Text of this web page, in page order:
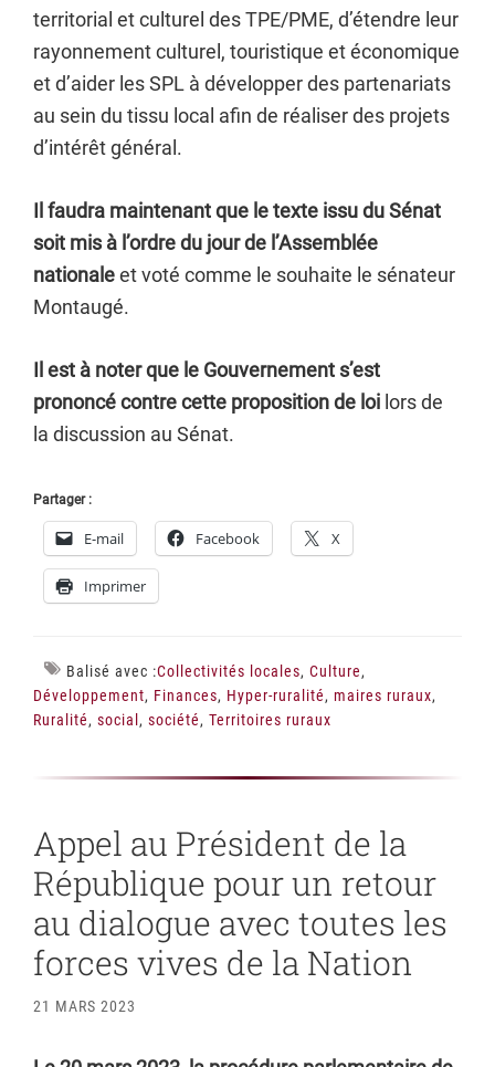
territorial et culturel des TPE/PME, d’étendre leur
rayonnement culturel, touristique et économique
et d’aider les SPL à développer des partenariats
au sein du tissu local afin de réaliser des projets
d’intérêt général.
Il faudra maintenant que le texte issu du Sénat
soit mis à l’ordre du jour de l’Assemblée
nationaleet voté comme le souhaite le sénateur
Montaugé.
Il est à noter que le Gouvernement s’est
prononcé contre cette proposition de loi lors de
la discussion au Sénat.
Partager :
E-mail Facebook X
Imprimer
Balisé avec :Collectivités locales, Culture,
Développement, Finances, Hyper-ruralité, maires ruraux,
Ruralité, social , société, Territoires ruraux
Appel au Président de la
République pour un retour
au dialogue avec toutes les
forces vives de la Nation
21 MARS 2023